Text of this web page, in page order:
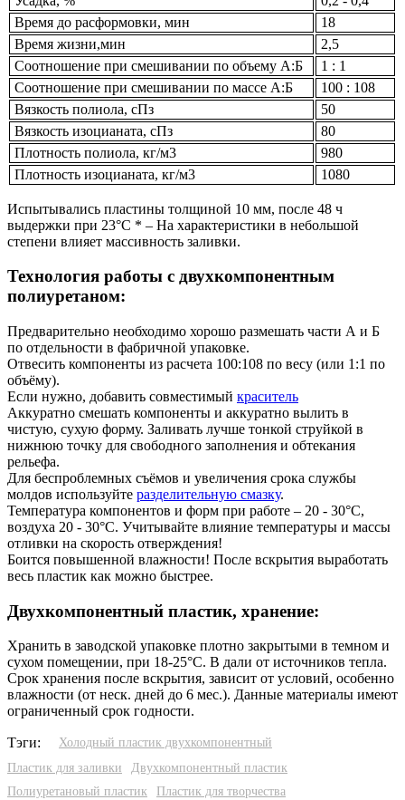
Время до расформовки, мин
18
Время жизни,мин
2,5
Соотношение при смешивании по объему А:Б
1 : 1
Соотношение при смешивании по массе А:Б
100 : 108
Вязкость полиола, сПз
50
Вязкость изоцианата, сПз
80
Плотность полиола, кг/м3
980
Плотность изоцианата, кг/м3
1080
Испытывались пластины толщиной 10 мм, после 48 ч
выдержки при 23°С * – На характеристики в небольшой
степени влияет массивность заливки.
Технология работы с двухкомпонентным
полиуретаном:
Предварительно необходимо хорошо размешать части А и Б
по отдельности в фабричной упаковке.
Отвесить компоненты из расчета 100:108 по весу (или 1:1 по
объёму).
Если нужно, добавить совместимый краситель
Аккуратно смешать компоненты и аккуратно вылить в
чистую, сухую форму. Заливать лучше тонкой струйкой в
нижнюю точку для свободного заполнения и обтекания
рельефа.
Для беспроблемных съёмов и увеличения срока службы
молдов используйте разделительную смазку.
Температура компонентов и форм при работе – 20 - 30°С,
воздуха 20 - 30°С. Учитывайте влияние температуры и массы
отливки на скорость отверждения!
Боится повышенной влажности! После вскрытия выработать
весь пластик как можно быстрее.
Двухкомпонентный пластик, хранение:
Хранить в заводской упаковке плотно закрытыми в темном и
сухом помещении, при 18-25°С. В дали от источников тепла.
Срок хранения после вскрытия, зависит от условий, особенно
влажности (от неск. дней до 6 мес.). Данные материалы имеют
ограниченный срок годности.
Тэги:
Холодный пластик двухкомпонентный
Пластик для заливки
Двухкомпонентный пластик
Полиуретановый пластик
Пластик для творчества